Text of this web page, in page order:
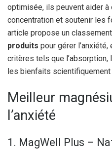
optimisée, ils peuvent aider à
concentration et soutenir les
article propose un
produits pour gérer l’anxiété,
critères tels que
les bienfaits scientifiquement
Meilleur
l’anxiété
1. MagWell Plus –